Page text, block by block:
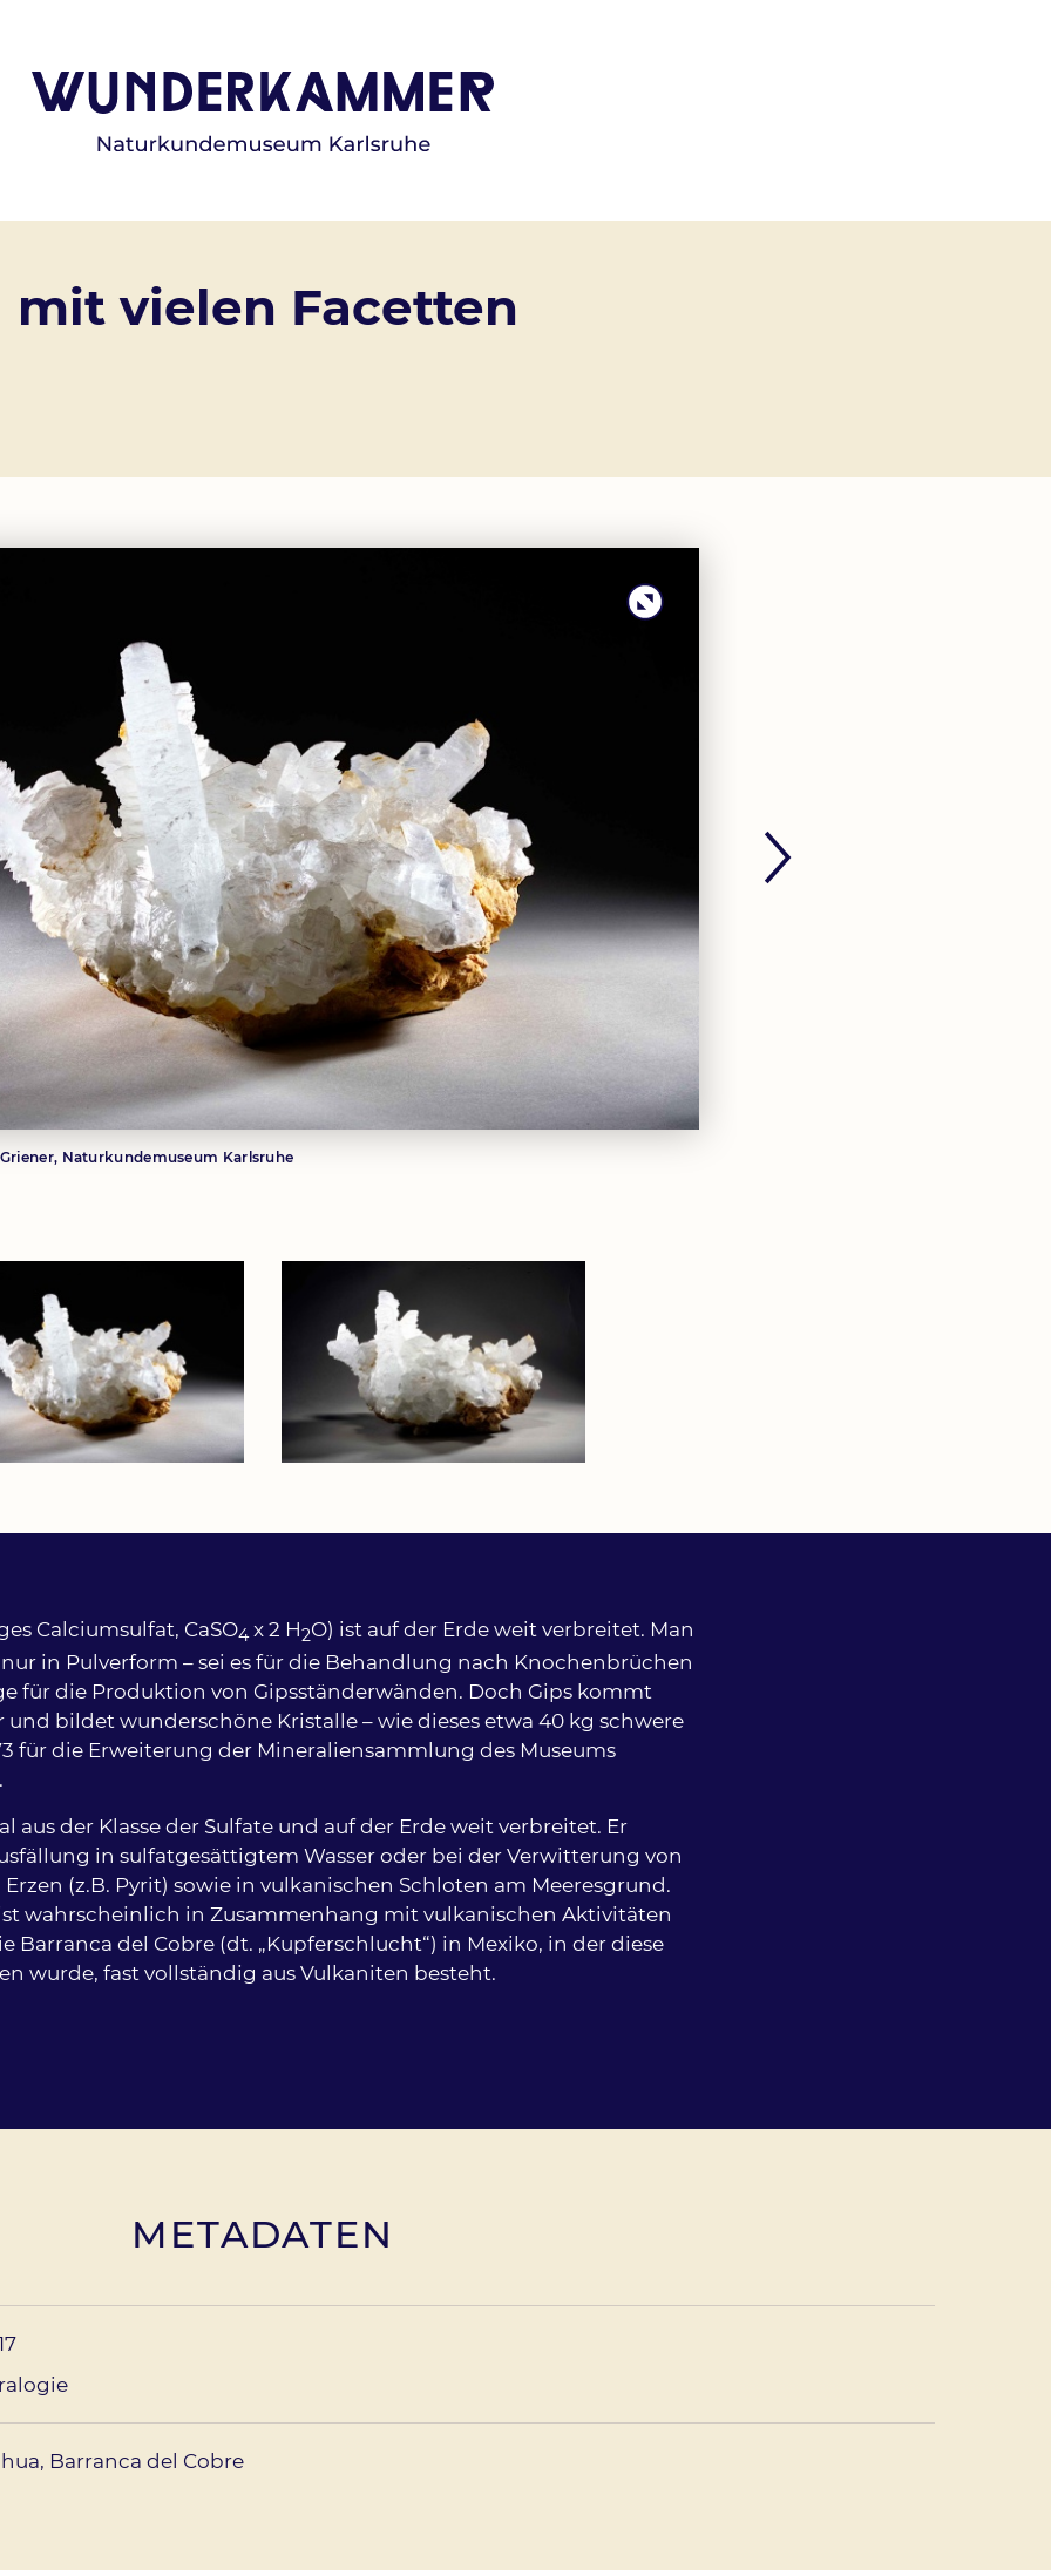
mit vielen Facetten
Naturkundemuseum Karlsruhe
Calciumsulfat, CaSO4 x 2 H2O) ist auf der Erde weit verbreitet. Man
in Pulverform – sei es für die Behandlung nach Knochenbrüchen
für die Produktion von Gipsständerwänden. Doch Gips kommt
bildet wunderschöne Kristalle – wie dieses etwa 40 kg schwere
für die Erweiterung der Mineraliensammlung des Museums
aus der Klasse der Sulfate und auf der Erde weit verbreitet. Er
in sulfatgesättigtem Wasser oder bei der Verwitterung von
(z.B. Pyrit) sowie in vulkanischen Schloten am Meeresgrund.
wahrscheinlich in Zusammenhang mit vulkanischen Aktivitäten
Barranca del Cobre (dt. „Kupferschlucht“) in Mexiko, in der diese
wurde, fast vollständig aus Vulkaniten besteht.
METADATEN
Barranca del Cobre